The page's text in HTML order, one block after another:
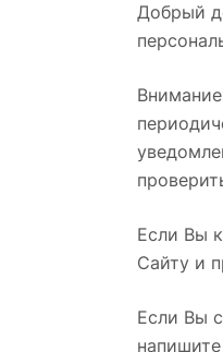
Добрый
Если Вы
Сайту и
Если Вы